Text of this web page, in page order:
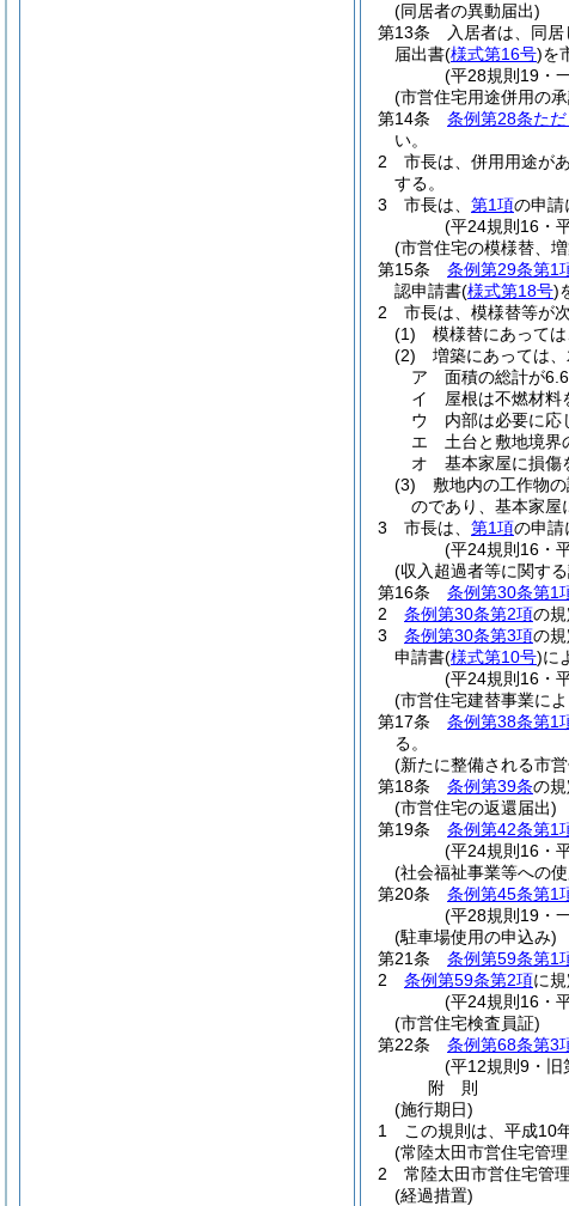
(同居者の異動届出)
第13条
入居者は、同
届出書(様式第16号)を
(平28規則19・
(市営住宅用途併用の
第14条
条例第28条た
い。
2
市長は、併用用途が
する。
3
市長は、 第1項の申請
(平24規則16・
(市営住宅の模様替、
第15条
条例第29条第1
認申請書(様式第18号)
2
市長は、模様替等が
(1)
模様替にあって
(2)
増築にあっては
ア
面積の総計が
イ
屋根は不燃材料
ウ
内部は必要に応
エ
土台と敷地境界
オ
基本家屋に損傷
(3)
敷地内の工作物
のであり、基本家屋
3
市長は、 第1項の申請
(平24規則16・
(収入超過者等に関す
第16条
条例第30条第1
2
条例第30条第2項の
3
条例第30条第3項の
申請書(様式第10号)に
(平24規則16・
(市営住宅建替事業に
第17条
条例第38条第1
る。
(新たに整備される市
第18条
条例第39条の
(市営住宅の返還届出)
第19条
条例第42条第1
(平24規則16・
(社会福祉事業等への
第20条
条例第45条第1
(平28規則19・
(駐車場使用の申込み)
第21条
条例第59条第1
2
条例第59条第2項に
(平24規則16・
(市営住宅検査員証)
第22条
条例第68条第3
(平12規則9・旧
附 則
(施行期日)
1
この規則は、平成10
(常陸太田市営住宅管
2
常陸太田市営住宅管
(経過措置)